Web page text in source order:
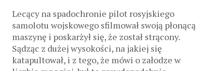
Lecący na spadochronie pilot rosyjskiego
samolotu wojskowego sfilmował swoją płonącą
maszynę i poskarżył się, że został strącony.
Sądząc z dużej wysokości, na jakiej się
katapultował, i z tego, że mówi o załodze w